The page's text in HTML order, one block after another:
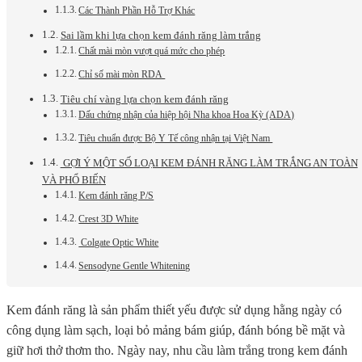
Các Thành Phần Hỗ Trợ Khác
Sai lầm khi lựa chọn kem đánh răng làm trắng
Chất mài mòn vượt quá mức cho phép
Chỉ số mài mòn RDA
Tiêu chí vàng lựa chọn kem đánh răng
Dấu chứng nhận của hiệp hội Nha khoa Hoa Kỳ (ADA)
Tiêu chuẩn được Bộ Y Tế công nhận tại Việt Nam
GỢI Ý MỘT SỐ LOẠI KEM ĐÁNH RĂNG LÀM TRẮNG AN TOÀN
VÀ PHỔ BIẾN
Kem đánh răng P/S
Crest 3D White
Colgate Optic White
Sensodyne Gentle Whitening
Kem đánh răng là sản phẩm thiết yếu được sử dụng hằng ngày có
công dụng làm sạch, loại bỏ mảng bám giúp, đánh bóng bề mặt và
giữ hơi thở thơm tho. Ngày nay, nhu cầu làm trắng trong kem đánh